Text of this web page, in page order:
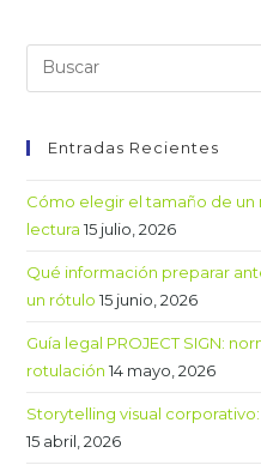
Entradas Recientes
Cómo elegir el tamaño de un
lectura 15 julio, 2026
Qué información preparar
un rótulo 15 junio, 2026
Guía legal PROJECT SIGN:
rotulación 14 mayo, 2026
Storytelling visual
15 abril, 2026